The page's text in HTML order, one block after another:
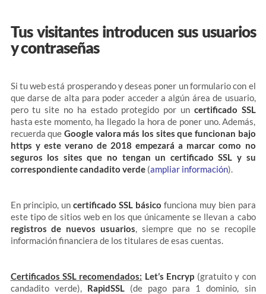
Tus visitantes introducen sus usuarios
y contraseñas
Si tu web está prosperando y deseas poner un formulario con el
que darse de alta para poder acceder a algún área de usuario,
pero tu site no ha estado protegido por un certificado SSL
hasta este momento, ha llegado la hora de poner uno. Además,
recuerda que Google valora más los sites que funcionan bajo
https y este verano de 2018 empezará a marcar como no
seguros los sites que no tengan un certificado SSL y su
correspondiente candadito verde(ampliar información).
En principio, un certificado SSL básico funciona muy bien para
este tipo de sitios web en los que únicamente se llevan a cabo
registros de nuevos usuarios, siempre que no se recopile
información financiera de los titulares de esas cuentas.
Certificados SSL recomendados: Let’s Encryp (gratuito y con
candadito verde), RapidSSL(de pago para 1 dominio, sin